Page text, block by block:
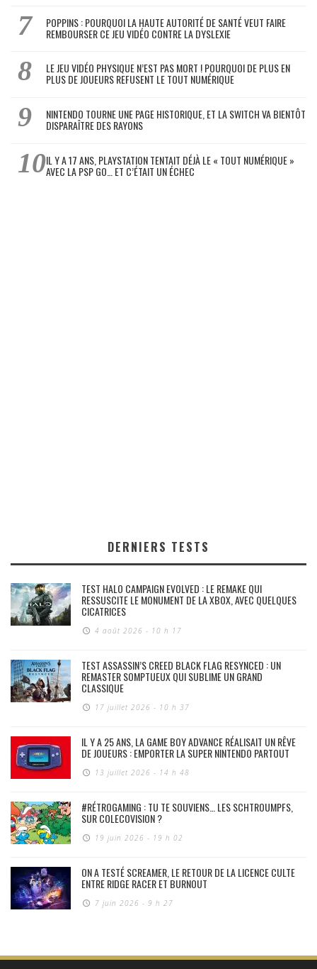
POPPINS : POURQUOI LA HAUTE AUTORITÉ DE SANTÉ VEUT FAIRE
REMBOURSER CE JEU VIDÉO CONTRE LA DYSLEXIE
LE JEU VIDÉO PHYSIQUE N’EST PAS MORT ! POURQUOI DE PLUS EN
PLUS DE JOUEURS REFUSENT LE TOUT NUMÉRIQUE
NINTENDO TOURNE UNE PAGE HISTORIQUE, ET LA SWITCH VA BIENTÔT
DISPARAÎTRE DES RAYONS
IL Y A 17 ANS, PLAYSTATION TENTAIT DÉJÀ LE « TOUT NUMÉRIQUE »
AVEC LA PSP GO… ET C’ÉTAIT UN ÉCHEC
DERNIERS TESTS
TEST HALO CAMPAIGN EVOLVED : LE REMAKE QUI
RESSUSCITE LE MONUMENT DE LA XBOX, AVEC QUELQUES
CICATRICES
4 août 2026 - 10 h 17
TEST ASSASSIN’S CREED BLACK FLAG RESYNCED : UN
REMASTER SOMPTUEUX QUI SUBLIME UN GRAND
CLASSIQUE
17 juillet 2026 - 10 h 37
IL Y A 25 ANS, LA GAME BOY ADVANCE RÉALISAIT UN RÊVE
DE JOUEURS : EMPORTER LA SUPER NINTENDO PARTOUT
13 juillet 2026 - 14 h 48
#RÉTROGAMING : TU TE SOUVIENS… LES SCHTROUMPFS,
SUR COLECOVISION ?
19 juin 2026 - 19 h 02
ON A TESTÉ SCREAMER, LE RETOUR DE LA LICENCE CULTE
ENTRE RIDGE RACER ET BURNOUT
7 juin 2026 - 9 h 27